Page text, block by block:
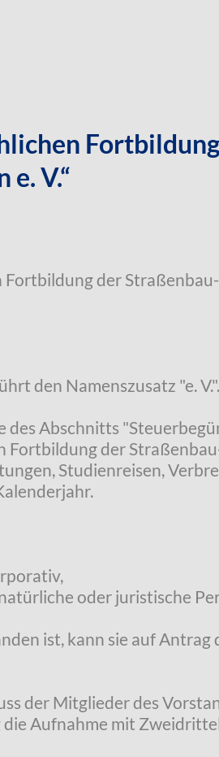
V.“
der
den Namenszusatz "e. V.".
Abschnitts
Fortbildung der
Studienreisen,
oder juristische
ist, kann sie auf Antrag
der Mitglieder des
Aufnahme mit